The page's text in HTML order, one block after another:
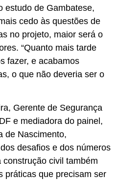
estudo de Gambatese,
cedo às questões de
no projeto, maior será o
“Quanto mais tarde
fazer, e acabamos
o que não deveria ser o
Gerente de Segurança
e mediadora do painel,
de Nascimento,
desafios e dos números
civil também
práticas que precisam ser